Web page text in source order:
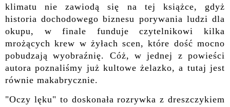
klimatu nie zawiodą się na tej książce, gdyż
historia dochodowego biznesu porywania ludzi dla
okupu, w finale funduje czytelnikowi kilka
mrożących krew w żyłach scen, które dość mocno
pobudzają wyobraźnię. Cóż, w jednej z powieści
autora poznaliśmy już kultowe żelazko, a tutaj jest
równie makabrycznie.
"Oczy lęku" to doskonała rozrywka z dreszczykiem